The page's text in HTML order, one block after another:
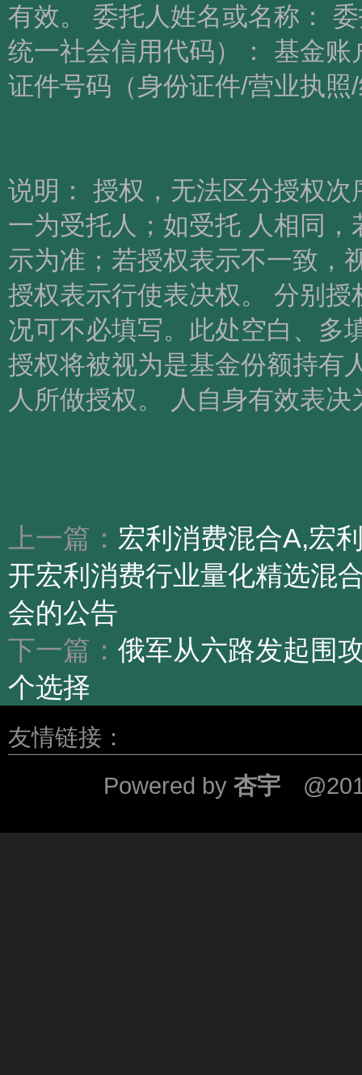
有效。 委托人姓名或名称：
统一社会信用代码）： 基金
证件号码（身份证件/营业执
说明： 授权，无法区分授权
一为受托人；如受托 人相同
示为准；若授权表示不一致，
授权表示行使表决权。 分别
况可不必填写。此处空白、多
授权将被视为是基金份额持有
人所做授权。 人自身有效表决
上一篇： 宏利消费混合A,宏
开宏利消费行业量化精选混
会的公告
下一篇： 俄军从六路发起围
个选择
友情链接：
Powered by 杏宇